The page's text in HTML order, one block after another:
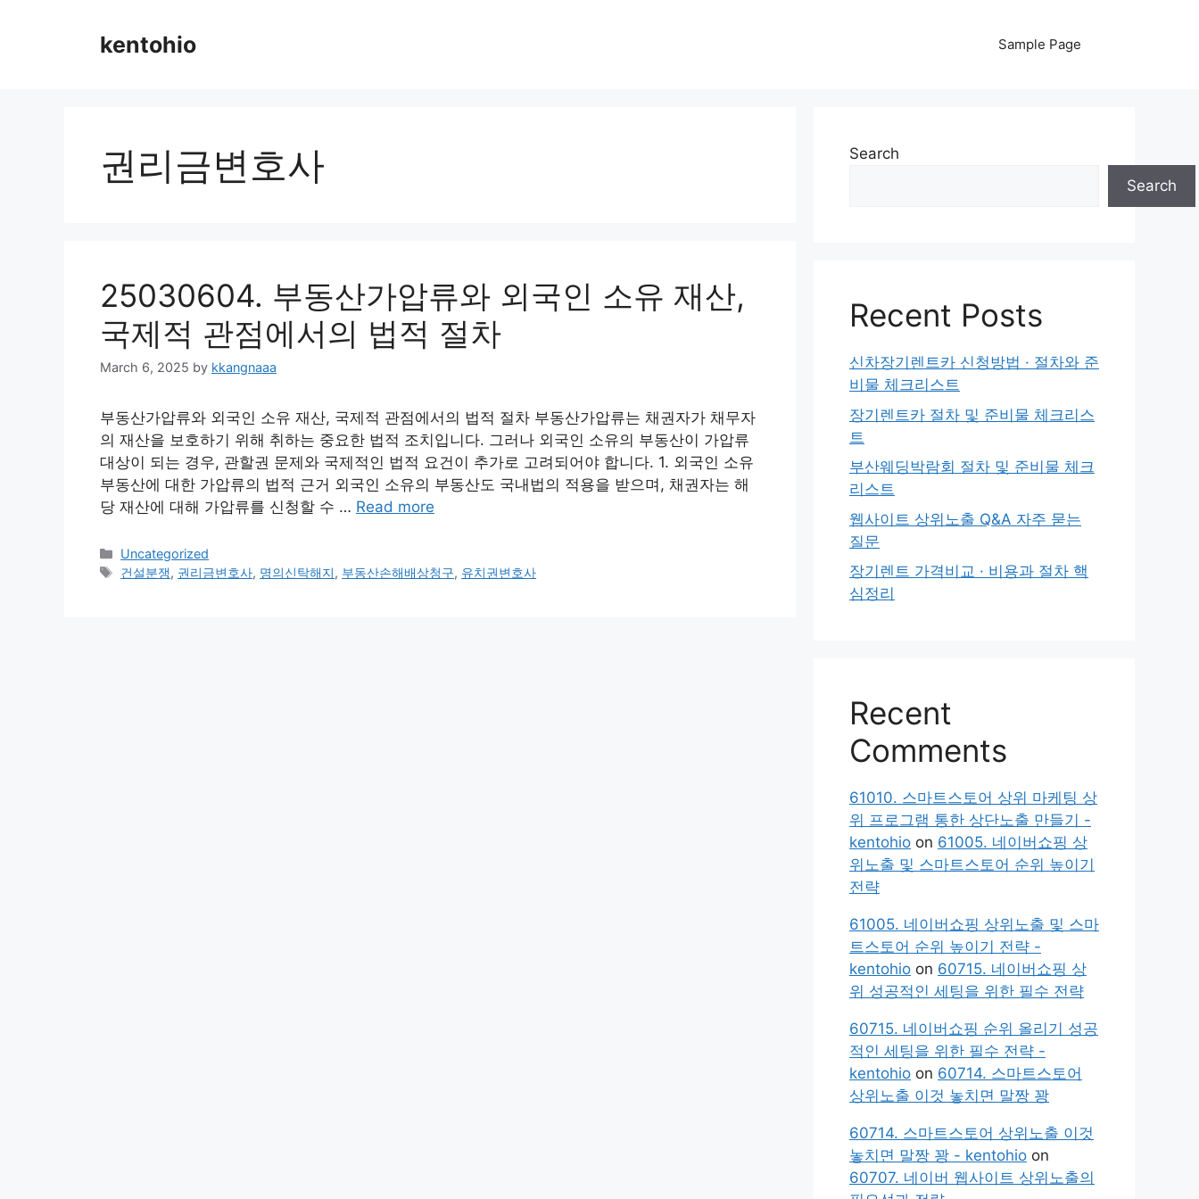
kentohio Sample Page
권리금변호사
25030604. 부동산가압류와 외국인 소유 재산,
국제적 관점에서의 법적 절차
March 6, 2025 by kkangnaaa
부동산가압류와 외국인 소유 재산, 국제적 관점에서의 법적 절차 부동산가압류는 채권자가 채무자
의 재산을 보호하기 위해 취하는 중요한 법적 조치입니다. 그러나 외국인 소유의 부동산이 가압류
대상이 되는 경우, 관할권 문제와 국제적인 법적 요건이 추가로 고려되어야 합니다. 1. 외국인 소유
부동산에 대한 가압류의 법적 근거 외국인 소유의 부동산도 국내법의 적용을 받으며, 채권자는 해
당 재산에 대해 가압류를 신청할 수 … Read more
Categories
Uncategorized
Tags
건설분쟁, 권리금변호사, 명의신탁해지, 부동산손해배상청구, 유치권변호사
Search
Search
Recent Posts
신차장기렌트카 신청방법 · 절차와 준
비물 체크리스트
장기렌트카 절차 및 준비물 체크리스
트
부산웨딩박람회 절차 및 준비물 체크
리스트
웹사이트 상위노출 Q&A 자주 묻는
질문
장기렌트 가격비교 · 비용과 절차 핵
심정리
Recent
Comments
61010. 스마트스토어 상위 마케팅 상
위 프로그램 통한 상단노출 만들기 -
kentohio on 61005. 네이버쇼핑 상
위노출 및 스마트스토어 순위 높이기
전략
61005. 네이버쇼핑 상위노출 및 스마
트스토어 순위 높이기 전략 -
kentohio on 60715. 네이버쇼핑 상
위 성공적인 세팅을 위한 필수 전략
60715. 네이버쇼핑 순위 올리기 성공
적인 세팅을 위한 필수 전략 -
kentohio on 60714. 스마트스토어
상위노출 이것 놓치면 말짱 꽝
60714. 스마트스토어 상위노출 이것
놓치면 말짱 꽝 - kentohio on
60707. 네이버 웹사이트 상위노출의